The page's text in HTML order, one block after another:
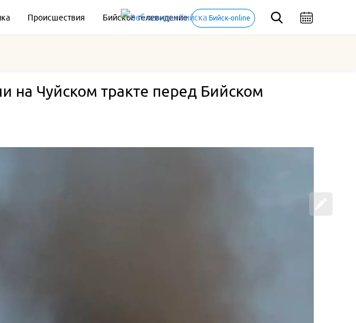
Происшествия Бийское телевидение Бийск-online
на Чуйском тракте перед Бийском